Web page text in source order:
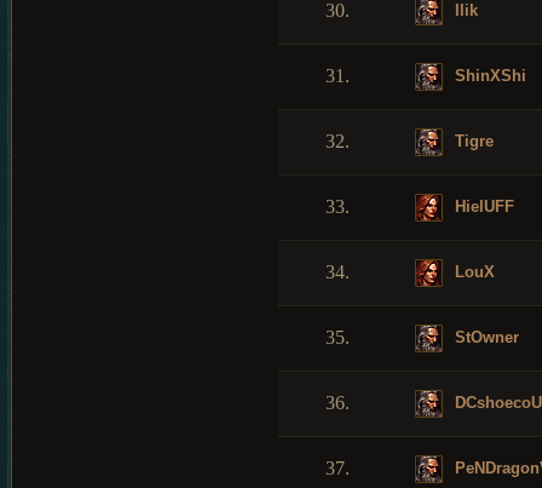
30. Ilik
31. ShinXShi
32. Tigre
33. HielUFF
34. LouX
35. StOwner
36.
37.